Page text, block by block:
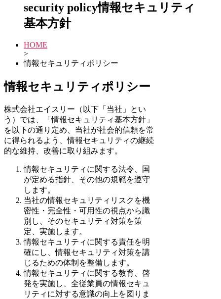
security policy情報セキュリティ
基本方針
HOME
>
情報セキュリティポリシー
情報セキュリティポリシー
株式会社エイスリー（以下「当社」とい
う）では、「情報セキュリティ基本方針」
を以下の通り定め、当社が社会的信頼を常
に得られるよう、情報セキュリティの継続
的な維持、改善に取り組みます。
情報セキュリティに関する法令、国
が定める指針、その他の規範を遵守
します。
当社の情報セキュリティリスクを機
密性・完全性・可用性の視点から識
別し、そのセキュリティ対策を策
定、実施します。
情報セキュリティに関する責任を明
確にし、情報セキュリティ対策を講
じるための体制を整備します。
情報セキュリティに関する教育、啓
発を実施し、全従業員の情報セキュ
リティに対する意識の向上を図りま